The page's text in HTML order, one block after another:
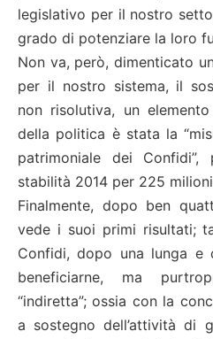
legislativo per il nostro
grado di potenziare la loro
Non va, però, dimenticato
per il nostro sistema, il
non risolutiva, un
della politica è stata la
patrimoniale dei
stabilità 2014 per 225
Finalmente, dopo ben
vede i suoi primi risultati;
Confidi, dopo una lunga e
beneficiarne, ma
“indiretta”; ossia con la
a sostegno dell’attività di